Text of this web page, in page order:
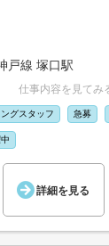
戸線 塚口駅
仕事内容を見てみ
グスタッフ 急募
詳細を見る